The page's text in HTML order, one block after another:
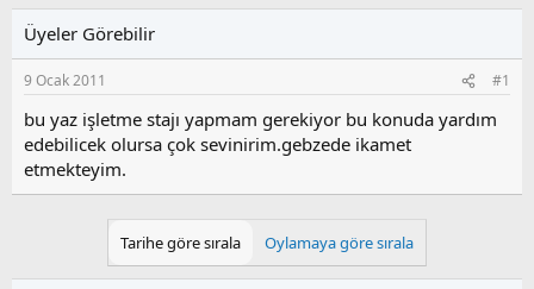
u
y
u
a
ş
l
a
a
ı
ç
a
h
i
Üyeler Görebilir
9 Ocak 2011 #1
bu yaz işletme stajı yapmam gerekiyor bu konuda yardım
edebilicek olursa çok sevinirim.gebzede ikamet
etmekteyim.
Tarihe göre sırala Oylamaya göre sırala